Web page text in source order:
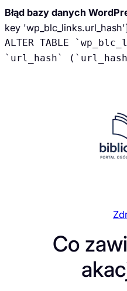
Błąd bazy danych
key 'wp_blc_links.url_hash']
ALTER TABLE
`url_hash`
Co